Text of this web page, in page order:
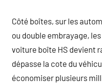
Côté boîtes, sur les
ou double embrayage,
voiture boîte HS devient
dépasse la cote du
économiser plusieurs